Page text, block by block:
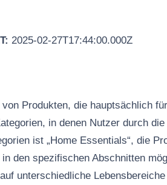
2025-02-27T17:44:00.000Z
Produkten, die hauptsächlich
in denen Nutzer durch die
ist „Home Essentials“, die
den spezifischen Abschnitten
unterschiedliche